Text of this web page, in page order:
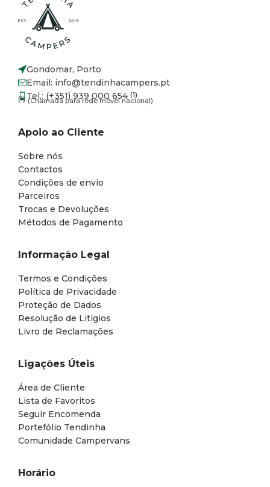
Gondomar, Porto
Email: info@tendinhacampers.pt
Tel.: (+351) 939 000 654 (1)
(1) (Chamada para rede móvel nacional)
Apoio ao Cliente
Sobre nós
Contactos
Condições de envio
Parceiros
Trocas e Devoluções
Métodos de Pagamento
Informação Legal
Termos e Condições
Política de Privacidade
Proteção de Dados
Resolução de Litígios
Livro de Reclamações
Ligações Úteis
Área de Cliente
Lista de Favoritos
Seguir Encomenda
Portefólio Tendinha
Comunidade Campervans
Horário